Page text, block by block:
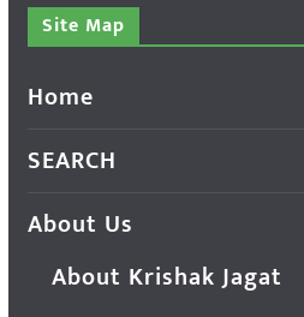
Site Map
Home
SEARCH
About Us
About Krishak Jagat